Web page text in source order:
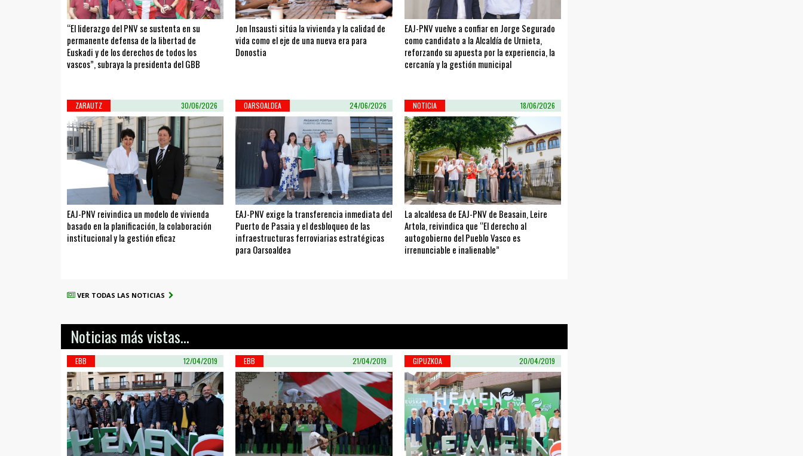
“El liderazgo del PNV se sustenta en su
permanente defensa de la libertad de
Euskadi y de los derechos de todos los
vascos”, subraya la presidenta del GBB
Jon Insausti sitúa la vivienda y la calidad de
vida como el eje de una nueva era para
Donostia
EAJ-PNV vuelve a confiar en Jorge Segurado
como candidato a la Alcaldía de Urnieta,
reforzando su apuesta por la experiencia, la
cercanía y la gestión municipal
ZARAUTZ 30/06/2026
EAJ-PNV reivindica un modelo de vivienda
basado en la planificación, la colaboración
institucional y la gestión eficaz
OARSOALDEA 24/06/2026
EAJ-PNV exige la transferencia inmediata del
Puerto de Pasaia y el desbloqueo de las
infraestructuras ferroviarias estratégicas
para Oarsoaldea
NOTICIA 18/06/2026
La alcaldesa de EAJ-PNV de Beasain, Leire
Artola, reivindica que “El derecho al
autogobierno del Pueblo Vasco es
irrenunciable e inalienable”
VER TODAS LAS NOTICIAS
Noticias más vistas...
EBB 12/04/2019 EBB 21/04/2019 GIPUZKOA 20/04/2019